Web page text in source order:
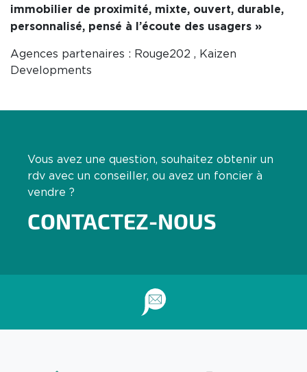
immobilier de proximité, mixte, ouvert, durable,
personnalisé, pensé à l’écoute des usagers »
Agences partenaires : Rouge202 , Kaizen
Developments
Vous avez une question, souhaitez obtenir un
rdv avec un conseiller, ou avez un foncier à
vendre ?
CONTACTEZ-NOUS